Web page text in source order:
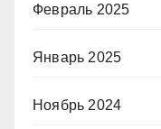
Февраль 2025
Январь 2025
Ноябрь 2024